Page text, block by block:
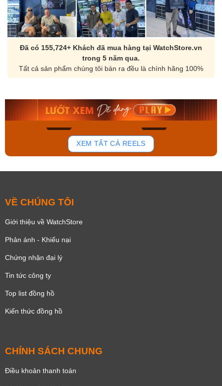
Đã có 155,724+ Khách đã mua hàng tại WatchStore.vn
trong 5 năm qua.
Tất cả sản phẩm chúng tôi bán ra đều là chính hãng 100%
143
Orient Nam RA-
Mua ngay
Casio Nam MTS-
Mua ngay
XEM TẤT CẢ REELS
VỀ CHÚNG TÔI
Giới thiệu về WatchStore
Phản ánh - Khiếu nại
Chứng nhận đại lý
Tin tức công ty
Top list đồng hồ
Kiến thức đồng hồ
CHÍNH SÁCH CHUNG
Điều khoản thanh toán